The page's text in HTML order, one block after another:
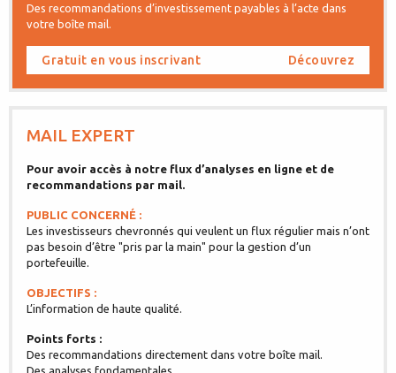
Des recommandations d’investissement payables à l’acte dans
votre boîte mail.
Gratuit en vous inscrivant Découvrez
MAIL EXPERT
Pour avoir accès à notre flux d’analyses en ligne et de
recommandations par mail.
PUBLIC CONCERNÉ :
Les investisseurs chevronnés qui veulent un flux régulier mais n’ont
pas besoin d’être "pris par la main" pour la gestion d’un
portefeuille.
OBJECTIFS :
L’information de haute qualité.
Points forts :
Des recommandations directement dans votre boîte mail.
Des analyses fondamentales.